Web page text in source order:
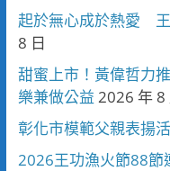
起於無心成於熱愛
8 日
甜蜜上市！黃偉哲力
樂兼做公益 2026 年 8
彰化市模範父親表揚
2026王功漁火節88